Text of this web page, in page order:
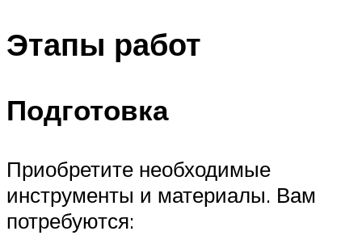
Этапы работ
Подготовка
Приобретите необходимые
инструменты и материалы. Вам
потребуются: